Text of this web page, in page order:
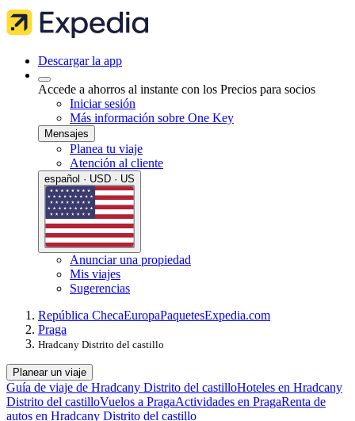
Descargar la app
Accede a ahorros al instante con los Precios para socios
Iniciar sesión
Más información sobre One Key
Mensajes
Planea tu viaje
Atención al cliente
español · USD · US
Anunciar una propiedad
Mis viajes
Sugerencias
República ChecaEuropaPaquetesExpedia.com
Praga
Hradcany Distrito del castillo
Planear un viaje
Guía de viaje de Hradcany Distrito del castilloHoteles en Hradcany
Distrito del castilloVuelos a PragaActividades en PragaRenta de
autos en Hradcany Distrito del castillo